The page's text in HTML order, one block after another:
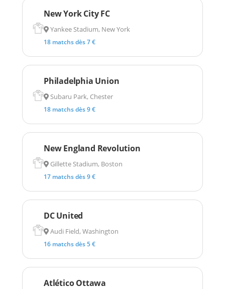
New York City FC
Yankee Stadium, New York
18 matchs dès 7 €
Philadelphia Union
Subaru Park, Chester
18 matchs dès 9 €
New England Revolution
Gillette Stadium, Boston
17 matchs dès 9 €
DC United
Audi Field, Washington
16 matchs dès 5 €
Atlético Ottawa